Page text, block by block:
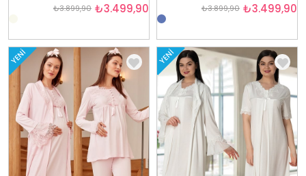
₺3.499,90
₺3.899,90 ₺3.499,90
₺3.899,90
YENI YENI